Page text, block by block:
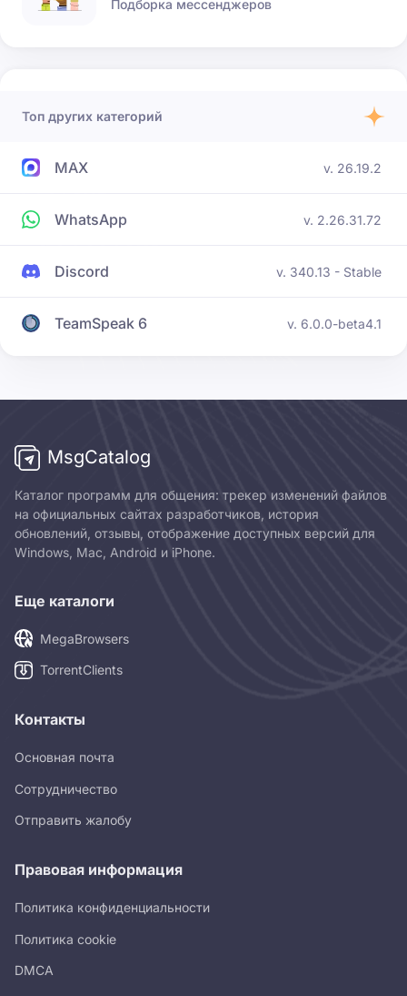
Подборка мессенджеров
Топ других категорий
MAX v. 26.19.2
WhatsApp v. 2.26.31.72
Discord v. 340.13 - Stable
TeamSpeak 6 v. 6.0.0-beta4.1
MsgCatalog
Каталог программ для общения: трекер изменений файлов
на официальных сайтах разработчиков, история
обновлений, отзывы, отображение доступных версий для
Windows, Mac, Android и iPhone.
Еще каталоги
MegaBrowsers
TorrentClients
Контакты
Основная почта
Сотрудничество
Отправить жалобу
Правовая информация
Политика конфиденциальности
Политика cookie
DMCA